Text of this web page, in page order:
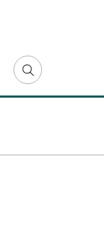
Fold søgefelt ud